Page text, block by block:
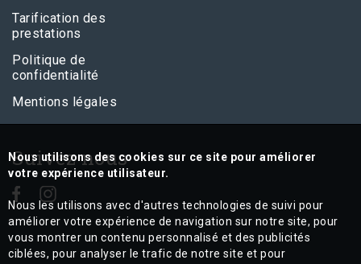
Tarification des
prestations
Politique de
confidentialité
Mentions légales
Suivez nous
Nous utilisons des cookies sur ce site pour améliorer
votre expérience utilisateur.
Nous les utilisons avec d'autres technologies de suivi pour
améliorer votre expérience de navigation sur notre site, pour
vous montrer un contenu personnalisé et des publicités
ciblées, pour analyser le trafic de notre site et pour